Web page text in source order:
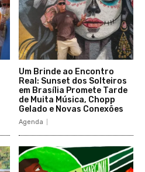
Um Brinde ao Encontro
Real: Sunset dos Solteiros
em Brasília Promete Tarde
de Muita Música, Chopp
Gelado e Novas Conexões
Agenda